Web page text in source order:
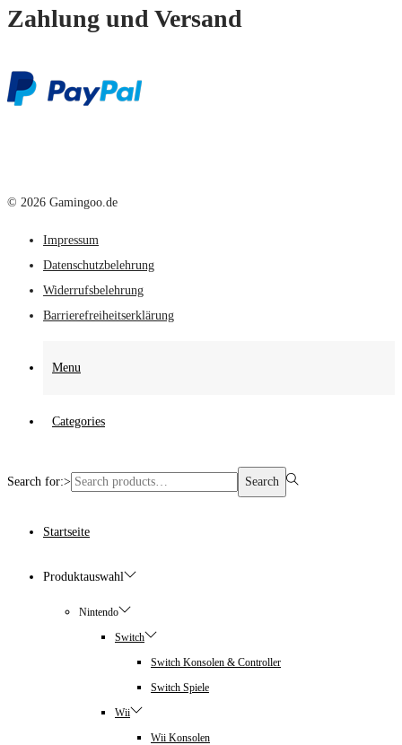
Zahlung und Versand
© 2026 Gamingoo.de
Impressum
Datenschutzbelehrung
Widerrufsbelehrung
Barrierefreiheitserklärung
Menu
Categories
Search for:> Search
Startseite
Produktauswahl
Nintendo
Switch
Switch Konsolen & Controller
Switch Spiele
Wii
Wii Konsolen